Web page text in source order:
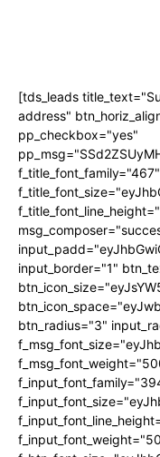
[tds_leads
address"
pp_checkbox="yes"
f_title_font_family="467"
input_border="1"
btn_radius="3"